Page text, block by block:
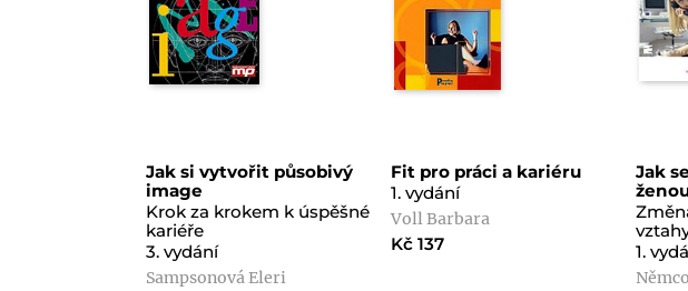
Jak si vytvořit působivý
image
Krok za krokem k úspěšné
kariéře
3. vydání
Sampsonová Eleri
Fit pro práci a kariéru
1. vydání
Voll Barbara
Kč 137
Jak
1.